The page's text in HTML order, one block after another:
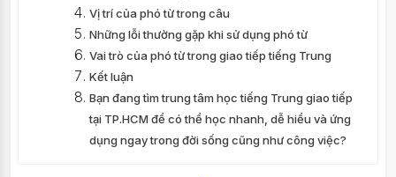
Vị trí của phó từ trong câu
Những lỗi thường gặp khi sử dụng phó từ
Vai trò của phó từ trong giao tiếp tiếng Trung
Kết luận
Bạn đang tìm trung tâm học tiếng Trung giao tiếp
tại TP.HCM để có thể học nhanh, dễ hiểu và ứng
dụng ngay trong đời sống cũng như công việc?